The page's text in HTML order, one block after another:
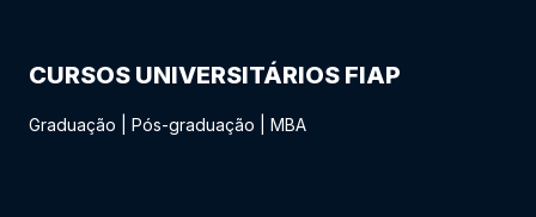
CURSOS UNIVERSITÁRIOS FIAP
Graduação Pós-graduação MBA